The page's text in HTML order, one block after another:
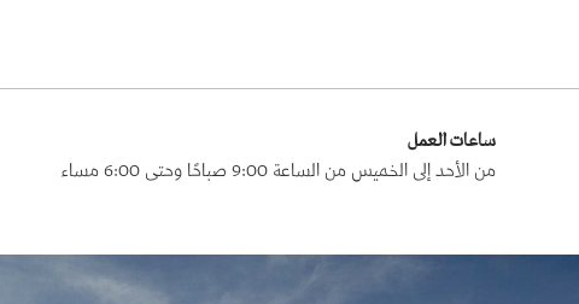
ساعات العمل
من الأحد إلى الخميس من الساعة 9:00 صباحًا وحتى 6:00 مساء